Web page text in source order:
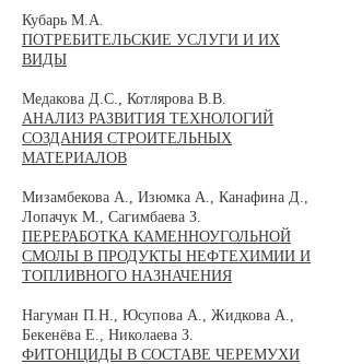
Кубарь М.А.
ПОТРЕБИТЕЛЬСКИЕ УСЛУГИ И ИХ
ВИДЫ
Медакова Д.С., Котлярова В.В.
АНАЛИЗ РАЗВИТИЯ ТЕХНОЛОГИЙ
СОЗДАНИЯ СТРОИТЕЛЬНЫХ
МАТЕРИАЛОВ
Мизамбекова А., Изюмка А., Канафина Д.,
Лопачук М., Сагимбаева З.
ПЕРЕРАБОТКА КАМЕННОУГОЛЬНОЙ
СМОЛЫ В ПРОДУКТЫ НЕФТЕХИМИИ И
ТОПЛИВНОГО НАЗНАЧЕНИЯ
Нагуман П.Н., Юсупова А., Жидкова А.,
Бекенёва Е., Николаева З.
ФИТОНЦИДЫ В СОСТАВЕ ЧЕРЕМУХИ